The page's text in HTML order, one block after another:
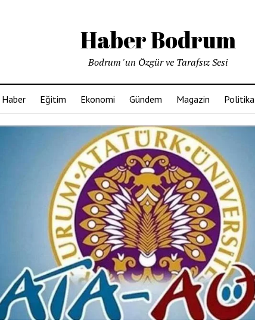
Haber Bodrum
Bodrum 'un Özgür ve Tarafsız Sesi
Eğitim Ekonomi Gündem Magazin Politika